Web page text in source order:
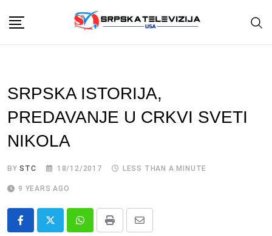
SRPSKA ISTORIJA,
PREDAVANJE U CRKVI SVETI
NIKOLA
BYSTC 18/12/2017 LESS THAN A MINUTE
9 YEARS AGO
Whatsapp
Print
Share